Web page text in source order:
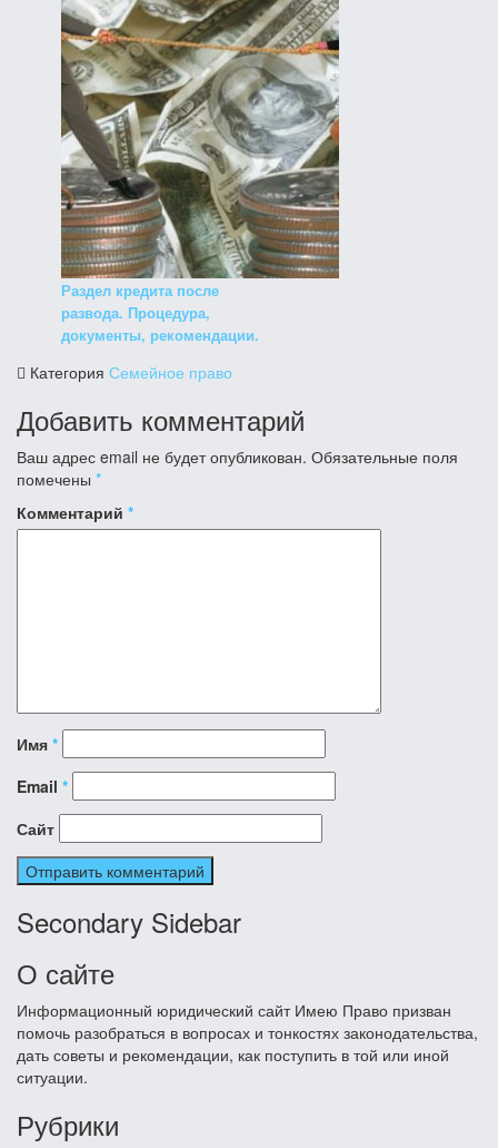
Раздел кредита после
развода. Процедура,
документы, рекомендации.
Категория Семейное право
Добавить комментарий
Ваш адрес email не будет опубликован. Обязательные поля
помечены *
Комментарий *
Имя *
Email *
Сайт
Secondary Sidebar
О сайте
Информационный юридический сайт Имею Право призван
помочь разобраться в вопросах и тонкостях законодательства,
дать советы и рекомендации, как поступить в той или иной
ситуации.
Рубрики